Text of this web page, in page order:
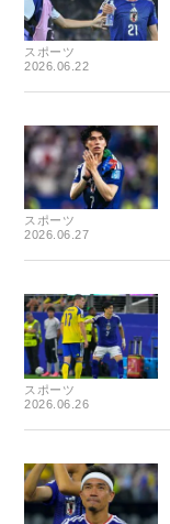
スポーツ
2026.06.22
スポーツ
2026.06.27
スポーツ
2026.06.26